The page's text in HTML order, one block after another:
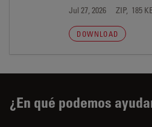
Jul 27, 2026 ZIP, 185
DOWNLOAD
¿En qué podemos